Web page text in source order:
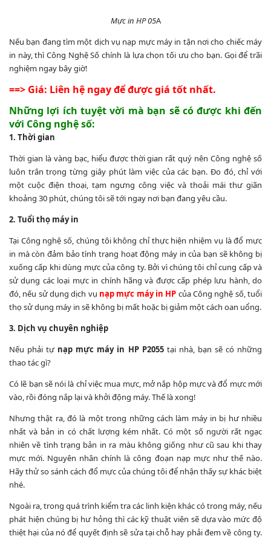
Mực in HP 05A
Nếu bạn đang tìm một dịch vụ nạp mực máy in tận nơi cho chiếc máy
in này, thì Công Nghệ Số chính là lựa chọn tối ưu cho bạn. Gọi để trãi
nghiệm ngay bây giờ!
==> Giá: Liên hệ ngay để được giá tốt nhất.
Những lợi ích tuyệt vời mà bạn sẽ có được khi đến
với Công nghệ số:
1. Thời gian
Thời gian là vàng bạc, hiểu được thời gian rất quý nên Công nghệ số
luôn trân trọng từng giây phút làm việc của các bạn. Đo đó, chỉ với
một cuộc điện thoại, tạm ngưng công việc và thoải mái thư giãn
khoảng 30 phút, chúng tôi sẽ tới ngay nơi bạn đang yêu cầu.
2. Tuổi thọ máy in
Tại Công nghệ số, chúng tôi không chỉ thực hiện nhiệm vụ là đổ mực
in mà còn đảm bảo tình trạng hoạt động máy in của bạn sẽ không bị
xuống cấp khi dùng mực của công ty. Bởi vì chúng tôi chỉ cung cấp và
sử dụng các loại mực in chính hãng và được cấp phép lưu hành, do
đó, nếu sử dụng dịch vụ nạp mực máy in HP của Công nghệ số, tuổi
thọ sử dụng máy in sẽ không bị mất hoặc bị giảm một cách oan uổng.
3. Dịch vụ chuyên nghiệp
Nếu phải tự nạp mực máy in HP P2055tại nhà, bạn sẽ có những
thao tác gì?
Có lẽ bạn sẽ nói là chỉ việc mua mực, mở nắp hộp mực và đổ mực mới
vào, rồi đóng nắp lại và khởi động máy. Thế là xong!
Nhưng thật ra, đó là một trong những cách làm máy in bị hư nhiều
nhất và bản in có chất lượng kém nhất. Có một số người rất ngạc
nhiên về tình trạng bản in ra màu không giống như cũ sau khi thay
mực mới. Nguyên nhân chính là công đoạn nạp mực như thế nào.
Hãy thử so sánh cách đổ mực của chúng tôi để nhận thấy sự khác biệt
nhé.
Ngoài ra, trong quá trình kiểm tra các linh kiện khác có trong máy, nếu
phát hiện chúng bị hư hỏng thì các kỹ thuật viên sẽ dựa vào mức độ
thiệt hại của nó để quyết định sẽ sửa tại chỗ hay phải đem về công ty.